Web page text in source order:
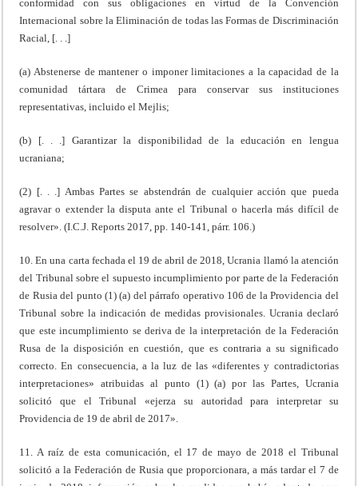
conformidad con sus obligaciones en virtud de la Convención
Internacional sobre la Eliminación de todas las Formas de Discriminación
Racial, [. . .]
(a) Abstenerse de mantener o imponer limitaciones a la capacidad de la
comunidad tártara de Crimea para conservar sus instituciones
representativas, incluido el Mejlis;
(b) [. . .] Garantizar la disponibilidad de la educación en lengua
ucraniana;
(2) [. . .] Ambas Partes se abstendrán de cualquier acción que pueda
agravar o extender la disputa ante el Tribunal o hacerla más difícil de
resolver». (I.C.J. Reports 2017, pp. 140-141, párr. 106.)
10. En una carta fechada el 19 de abril de 2018, Ucrania llamó la atención
del Tribunal sobre el supuesto incumplimiento por parte de la Federación
de Rusia del punto (1) (a) del párrafo operativo 106 de la Providencia del
Tribunal sobre la indicación de medidas provisionales. Ucrania declaró
que este incumplimiento se deriva de la interpretación de la Federación
Rusa de la disposición en cuestión, que es contraria a su significado
correcto. En consecuencia, a la luz de las «diferentes y contradictorias
interpretaciones» atribuidas al punto (1) (a) por las Partes, Ucrania
solicitó que el Tribunal «ejerza su autoridad para interpretar su
Providencia de 19 de abril de 2017».
11. A raíz de esta comunicación, el 17 de mayo de 2018 el Tribunal
solicitó a la Federación de Rusia que proporcionara, a más tardar el 7 de